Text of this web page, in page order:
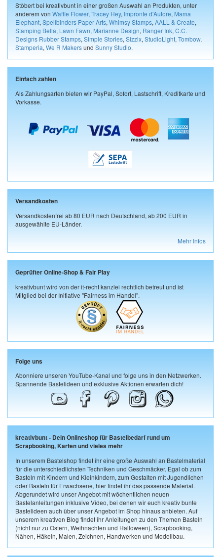
Stöbert bei kreativbunt in einer großen Auswahl an Produkten, unter
anderem von Waffle Flower, Tracey Hey, Impronte d'Autore, Mama
Elephant, Spellbinders Paper Arts, Whimsy Stamps, AALL & Create,
Stamping Bella, Lawn Fawn, Marianne Design, Ranger Ink, C.C.
Designs Rubber Stamps, Simple Stories, Sizzix, StudioLight, Tombow,
Stamperia, We R Makersund Sunny Studio.
Einfach zahlen
Als Zahlungsarten bieten wir PayPal, Sofort, Lastschrift, Kreditkarte und
Vorkasse.
Versandkosten
Versandkostenfrei ab 80 EUR nach Deutschland, ab 200 EUR in
ausgewählte EU-Länder.
Mehr Infos
Geprüfter Online-Shop & Fair Play
kreativbunt wird von der it-recht kanzlei rechtlich betreut und ist
Mitglied bei der Initiative "Fairness im Handel".
Folge uns
Abonniere unseren YouTube-Kanal und folge uns in den Netzwerken.
Spannende Bastelideen und exklusive Aktionen erwarten dich!
kreativbunt - Dein Onlineshop für Bastelbedarf rund um
Scrapbooking, Karten und vieles mehr
In unserem Bastelshop findet ihr eine große Auswahl an Bastelmaterial
für die unterschiedlichsten Techniken und Geschmäcker. Egal ob zum
Basteln mit Kindern und Kleinkindern, zum Gestalten mit Jugendlichen
oder Basteln für Erwachsene, hier findet ihr das passende Material.
Abgerundet wird unser Angebot mit wöchentlichen neuen
Bastelanleitungen inklusive Video, bei denen wir euch kreativ bunte
Bastelideen auch über unser Angebot im Shop hinaus anbieten. Auf
unserem kreativen Blog findet ihr Anleitungen zu den Themen Basteln
(nicht nur zu Ostern, Weihnachten und Halloween), Scrapbooking,
Nähen, Häkeln, Malen, Zeichnen, Handwerken und Modellbau.